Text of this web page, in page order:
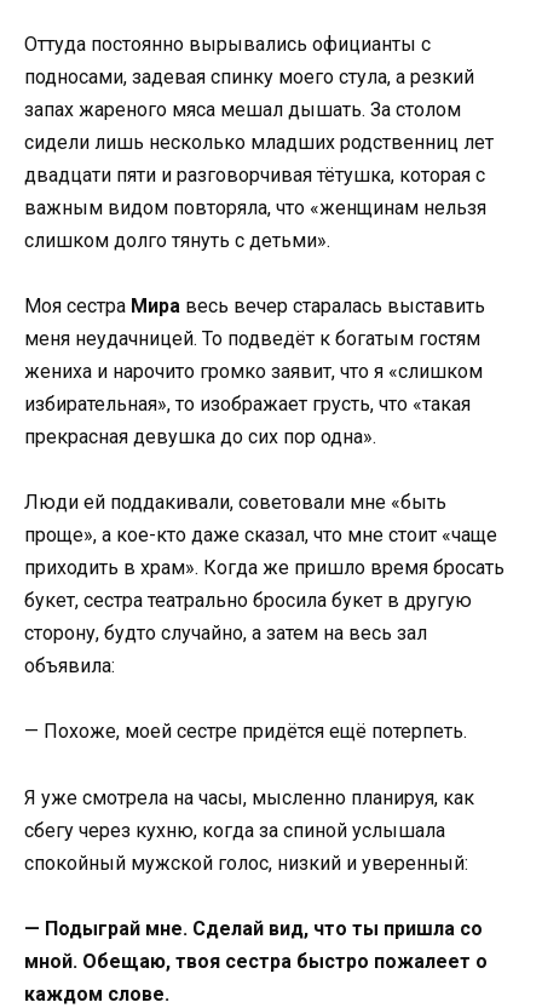
Оттуда постоянно вырывались официанты с
подносами, задевая спинку моего стула, а резкий
запах жареного мяса мешал дышать. За столом
сидели лишь несколько младших родственниц лет
двадцати пяти и разговорчивая тётушка, которая с
важным видом повторяла, что «женщинам нельзя
слишком долго тянуть с детьми».
Моя сестра Мира весь вечер старалась выставить
меня неудачницей. То подведёт к богатым гостям
жениха и нарочито громко заявит, что я «слишком
избирательная», то изображает грусть, что «такая
прекрасная девушка до сих пор одна».
Люди ей поддакивали, советовали мне «быть
проще», а кое-кто даже сказал, что мне стоит «чаще
приходить в храм». Когда же пришло время бросать
букет, сестра театрально бросила букет в другую
сторону, будто случайно, а затем на весь зал
объявила:
— Похоже, моей сестре придётся ещё потерпеть.
Я уже смотрела на часы, мысленно планируя, как
сбегу через кухню, когда за спиной услышала
спокойный мужской голос, низкий и уверенный:
— Подыграй мне. Сделай вид, что ты пришла со
мной. Обещаю, твоя сестра быстро пожалеет о
каждом слове.